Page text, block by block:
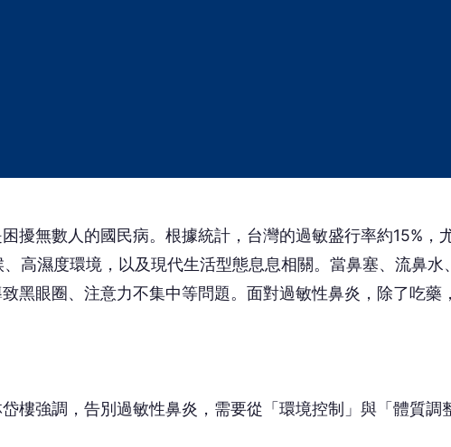
擾無數人的國民病。根據統計，台灣的過敏盛行率約15%，
高濕度環境，以及現代生活型態息息相關。當鼻塞、流鼻水
黑眼圈、注意力不集中等問題。面對過敏性鼻炎，除了吃藥
樓強調，告別過敏性鼻炎，需要從「環境控制」與「體質調